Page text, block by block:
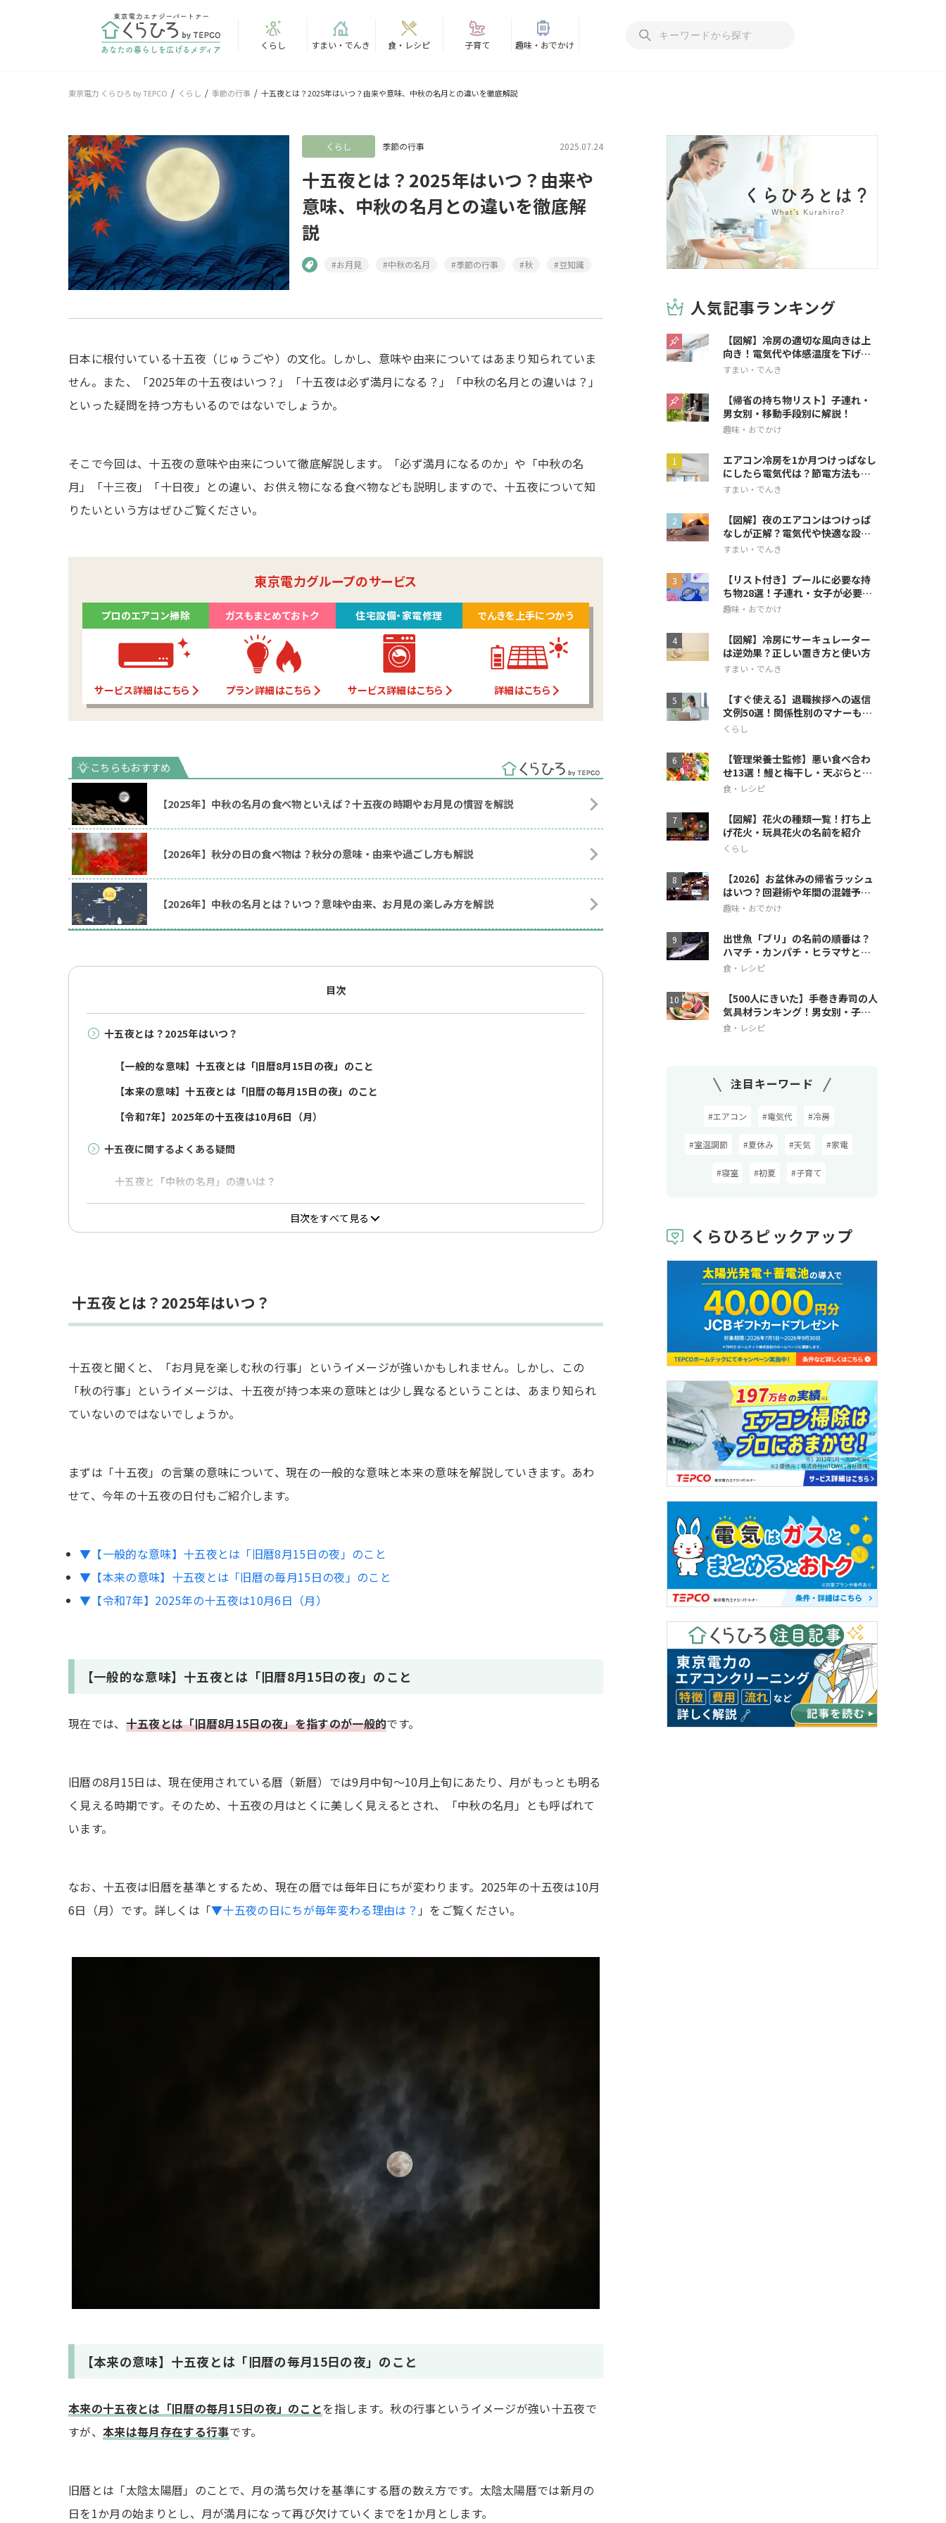
くらし すまい・でんき 食・レシピ 子育て 趣味・おでかけ
東京電力 くらひろ by TEPCO くらし 季節の行事 十五夜とは？2025年はいつ？由来や意味、中秋の名月との違いを徹底解説
2025.07.24
くらし 季節の行事
十五夜とは？2025年はいつ？由来や
意味、中秋の名月との違いを徹底解
説
#お月見 #中秋の名月 #季節の行事 #秋 #豆知識
日本に根付いている十五夜（じゅうごや）の文化。しかし、意味や由来についてはあまり知られていま
せん。また、「2025年の十五夜はいつ？」「十五夜は必ず満月になる？」「中秋の名月との違いは？」
といった疑問を持つ方もいるのではないでしょうか。
そこで今回は、十五夜の意味や由来について徹底解説します。「必ず満月になるのか」や「中秋の名
月」「十三夜」「十日夜」との違い、お供え物になる食べ物なども説明しますので、十五夜について知
りたいという方はぜひご覧ください。
東京電力グループのサービス
プロのエアコン掃除
サービス詳細はこちら
ガスもまとめておトク
プラン詳細はこちら
住宅設備・家電修理
サービス詳細はこちら
でんきを上手につかう
詳細はこちら
【2025年】中秋の名月の食べ物といえば？十五夜の時期やお月見の慣習を解説
【2026年】秋分の日の食べ物は？秋分の意味・由来や過ごし方も解説
【2026年】中秋の名月とは？いつ？意味や由来、お月見の楽しみ方を解説
目次
十五夜とは？2025年はいつ？
【一般的な意味】十五夜とは「旧暦8月15日の夜」のこと
【本来の意味】十五夜とは「旧暦の毎月15日の夜」のこと
【令和7年】2025年の十五夜は10月6日（月）
十五夜に関するよくある疑問
十五夜と「中秋の名月」の違いは？
十五夜と「十三夜」「十日夜」の違いは？
十五夜は必ず満月になる？
十五夜のお供え物：月見団子が定番
ススキ：お米の豊作を祈る
農作物や旬の食べ物：農作物への感謝と豊作祈願を示す
一緒に月見団子を作る
まとめ
目次をすべて見る
十五夜とは？2025年はいつ？
十五夜と聞くと、「お月見を楽しむ秋の行事」というイメージが強いかもしれません。しかし、この
「秋の行事」というイメージは、十五夜が持つ本来の意味とは少し異なるということは、あまり知られ
ていないのではないでしょうか。
まずは「十五夜」の言葉の意味について、現在の一般的な意味と本来の意味を解説していきます。あわ
せて、今年の十五夜の日付もご紹介します。
▼【一般的な意味】十五夜とは「旧暦8月15日の夜」のこと
▼【本来の意味】十五夜とは「旧暦の毎月15日の夜」のこと
▼【令和7年】2025年の十五夜は10月6日（月）
【一般的な意味】十五夜とは「旧暦8月15日の夜」のこと
現在では、 十五夜とは「旧暦8月15日の夜」を指すのが一般的です。
旧暦の8月15日は、現在使用されている暦（新暦）では9月中旬～10月上旬にあたり、月がもっとも明る
く見える時期です。そのため、十五夜の月はとくに美しく見えるとされ、「中秋の名月」とも呼ばれて
います。
なお、十五夜は旧暦を基準とするため、現在の暦では毎年日にちが変わります。2025年の十五夜は10月
6日（月）です。詳しくは「▼十五夜の日にちが毎年変わる理由は？ 」をご覧ください。
【本来の意味】十五夜とは「旧暦の毎月15日の夜」のこと
本来の十五夜とは「旧暦の毎月15日の夜」のことを指します。秋の行事というイメージが強い十五夜で
すが、 本来は毎月存在する行事です。
旧暦とは「太陰太陽暦」のことで、月の満ち欠けを基準にする暦の数え方です。太陰太陽暦では新月の
日を1か月の始まりとし、月が満月になって再び欠けていくまでを1か月とします。
人気記事ランキング
【図解】冷房の適切な風向きは上
向き！電気代や体感温度を下げる
方法を解説
すまい・でんき
【帰省の持ち物リスト】子連れ・
男女別・移動手段別に解説！
趣味・おでかけ
エアコン冷房を1か月つけっぱなし
にしたら電気代は？節電方法も解
説
すまい・でんき
【図解】夜のエアコンはつけっぱ
なしが正解？電気代や快適な設定
を解説
すまい・でんき
【リスト付き】プールに必要な持
ち物28選！子連れ・女子が必要な
アイテムも
趣味・おでかけ
【図解】冷房にサーキュレーター
は逆効果？正しい置き方と使い方
すまい・でんき
【すぐ使える】退職挨拶への返信
文例50選！関係性別のマナーも徹
底解説
くらし
【管理栄養士監修】悪い食べ合わ
せ13選！鰻と梅干し・天ぷらとス
イカの相性も
食・レシピ
【図解】花火の種類一覧！打ち上
げ花火・玩具花火の名前を紹介
くらし
【2026】お盆休みの帰省ラッシュ
はいつ？回避術や年間の混雑予想
も
趣味・おでかけ
出世魚「ブリ」の名前の順番は？
ハマチ・カンパチ・ヒラマサとの
違いも解説
食・レシピ
【500人にきいた】手巻き寿司の人
気具材ランキング！男女別・子ど
も人気も
食・レシピ
注目キーワード
#エアコン #電気代 #冷房
#室温調節 #夏休み #天気 #家電
#寝室 #初夏 #子育て
くらひろピックアップ